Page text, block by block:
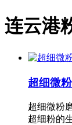
连云港
超细微
超细微粉
超细粉的